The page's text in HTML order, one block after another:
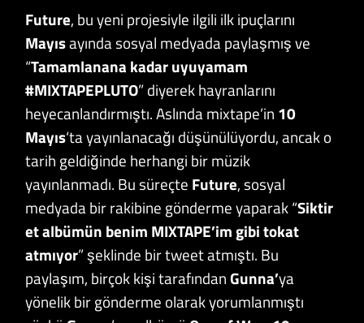
Future, bu yeni projesiyle ilgili ilk ipuçlarını
Mayısayında sosyal medyada paylaşmış ve
“Tamamlanana kadar uyuyamam
#MIXTAPEPLUTO” diyerek hayranlarını
heyecanlandırmıştı. Aslında mixtape’in 10
Mayıs‘ta yayınlanacağı düşünülüyordu, ancak o
tarih geldiğinde herhangi bir müzik
yayınlanmadı. Bu süreçte Future, sosyal
medyada bir rakibine gönderme yaparak “Siktir
et albümün benim MIXTAPE’im gibi tokat
atmıyor” şeklinde bir tweet atmıştı. Bu
paylaşım, birçok kişi tarafındanGunna’ya
yönelik bir gönderme olarak yorumlanmıştı